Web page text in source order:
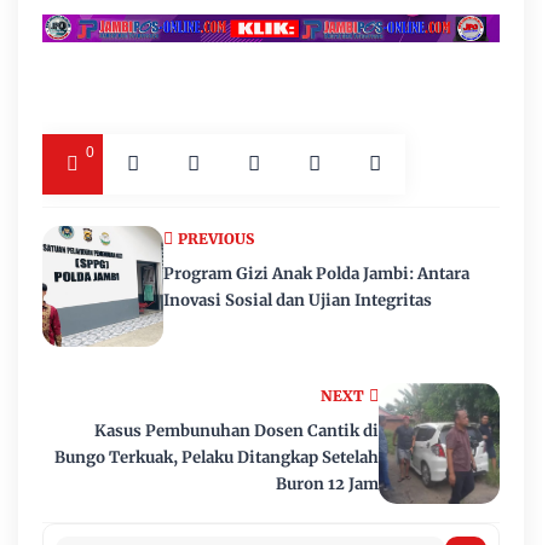
0
NEXT
Kasus Pembunuhan Dosen Cantik di
Bungo Terkuak, Pelaku Ditangkap Setelah
Buron 12 Jam
PREVIOUS
Program Gizi Anak Polda Jambi: Antara
Inovasi Sosial dan Ujian Integritas